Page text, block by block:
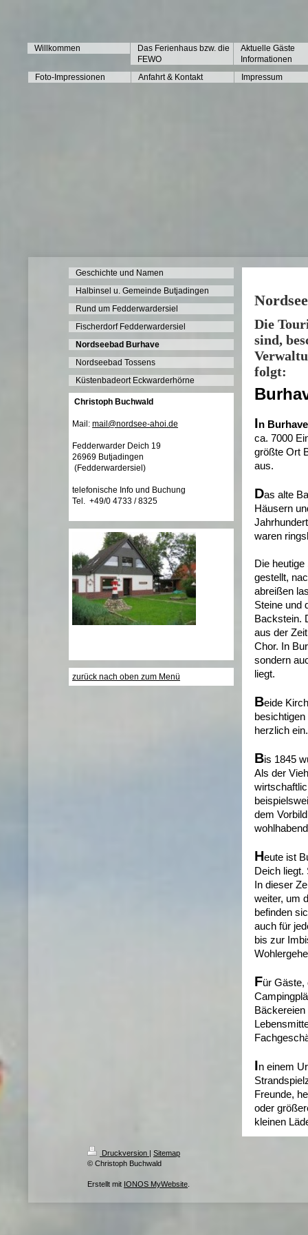
Willkommen
Das Ferienhaus bzw. die
FEWO
Aktuelle Gäste
Informationen
Foto-Impressionen
Anfahrt & Kontakt Impressum
Die
sind,
folgt:
In Burhave
ca. 7000
größte Ort
aus.
Das alte
Häusern
waren
Die
gestellt,
abreißen
Steine und
Backstein.
aus der
Chor. In
sondern
liegt.
Beide
herzlich ein.
Bis 1845
Als der
dem
Heute ist
Deich
In dieser
weiter, um
befinden
auch für
bis zur
Für Gäste,
In einem
Freunde,
oder
kleinen
Geschichte und Namen
Halbinsel u. Gemeinde Butjadingen
Rund um Fedderwardersiel
Fischerdorf Fedderwardersiel
Nordseebad Burhave
Nordseebad Tossens
Küstenbadeort Eckwarderhörne
Christoph Buchwald
Mail: mail@nordsee-ahoi.de
Fedderwarder Deich 19
26969 Butjadingen
(Fedderwardersiel)
telefonische Info und Buchung
Tel. +49/0 4733 / 8325
zurück nach oben zum Menü
Druckversion | Sitemap
© Christoph Buchwald
Erstellt mit IONOS MyWebsite